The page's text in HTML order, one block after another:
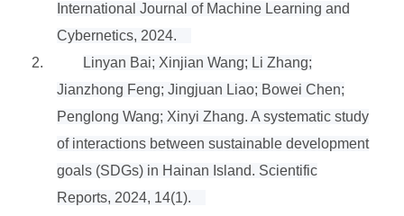
International Journal of Machine Learning and
Cybernetics, 2024.
2.
Linyan Bai; Xinjian Wang; Li Zhang;
Jianzhong Feng; Jingjuan Liao; Bowei Chen;
Penglong Wang; Xinyi Zhang. A systematic study
of interactions between sustainable development
goals (SDGs) in Hainan Island. Scientific
Reports, 2024, 14(1).